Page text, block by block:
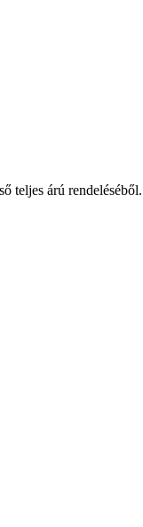
teljes árú rendeléséből.